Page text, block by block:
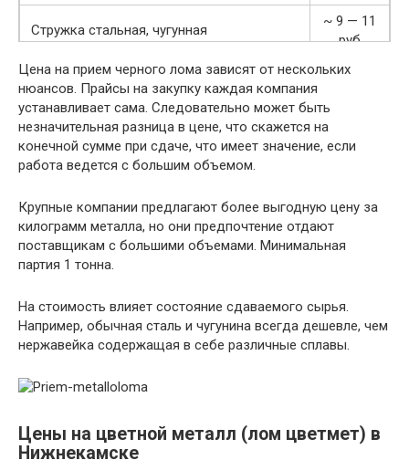
Стружка стальная, чугунная
~ 9 — 11
руб
Негабаритный и габаритный чугун
~ 19 —
Цена на прием черного лома зависят от нескольких
нюансов. Прайсы на закупку каждая компания
устанавливает сама. Следовательно может быть
незначительная разница в цене, что скажется на
конечной сумме при сдаче, что имеет значение, если
работа ведется с большим объемом.
Крупные компании предлагают более выгодную цену за
килограмм металла, но они предпочтение отдают
поставщикам с большими объемами. Минимальная
партия 1 тонна.
На стоимость влияет состояние сдаваемого сырья.
Например, обычная сталь и чугунина всегда дешевле, чем
нержавейка содержащая в себе различные сплавы.
Цены на цветной металл (лом цветмет) в
Нижнекамске